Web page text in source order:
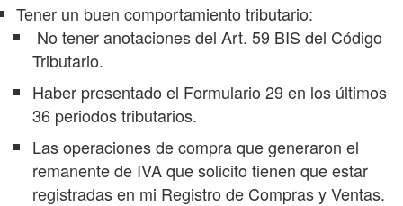
Tener un buen comportamiento tributario:
No tener anotaciones del Art. 59 BIS del Código
Tributario.
Haber presentado el Formulario 29 en los últimos
36 periodos tributarios.
Las operaciones de compra que generaron el
remanente de IVA que solicito tienen que estar
registradas en mi Registro de Compras y Ventas.